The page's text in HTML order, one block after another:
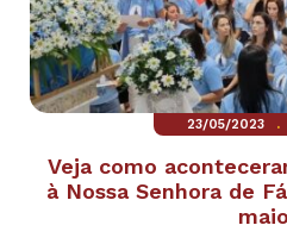
23/05/2023 .
Veja como
à Nossa Senhora de